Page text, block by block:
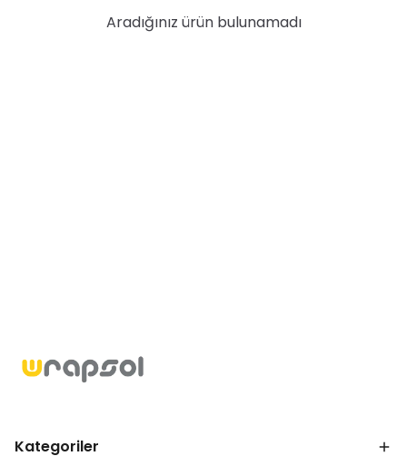
Aradığınız ürün bulunamadı
Kategoriler